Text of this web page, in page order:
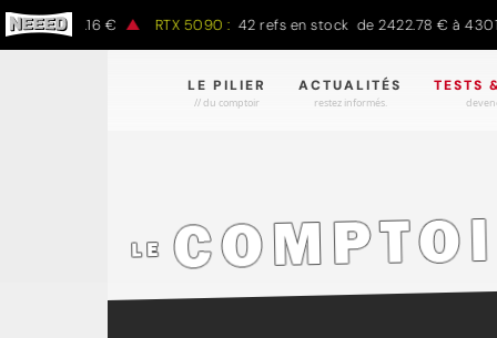
€ RTX 5090 : 42 refs en stock de 2422.78 € à 4301.97 €
LE PILIER
// du comptoir
ACTUALITÉS
restez informés.
TESTS